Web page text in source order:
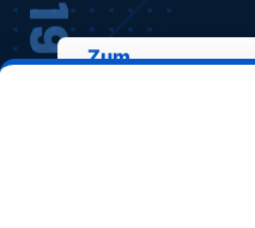
1978Zum
→